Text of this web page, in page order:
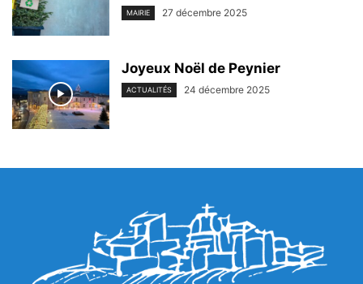
MAIRIE 27 décembre 2025
Joyeux Noël de Peynier
ACTUALITÉS 24 décembre 2025